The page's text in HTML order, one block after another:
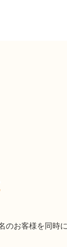
のお客様を同